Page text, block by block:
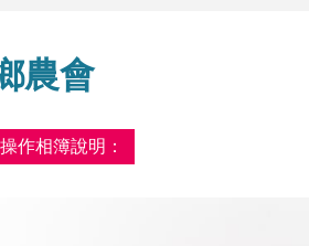
農會
作相簿說明：